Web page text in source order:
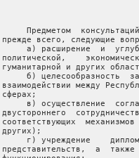
Предметом
прежде всего, следующие
а) расширение  и
политической,
гуманитарной и других
б) целесообразность
взаимодействии между
сферах;
в) осуществление
двустороннего
соответствующих
других);
г) учреждение
представительств,  а